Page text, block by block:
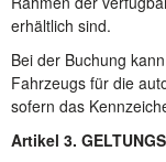
erhältlich sind.
Bei der Buchung
Fahrzeugs für die
sofern das
Artikel 3.